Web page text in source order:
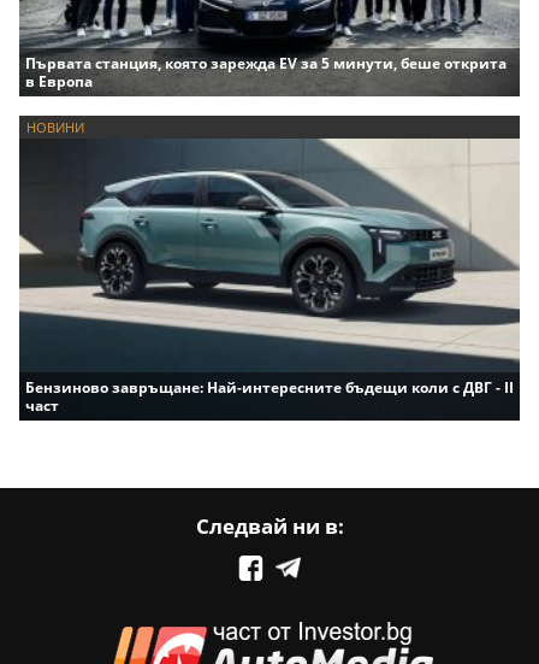
Първата станция, която зарежда EV за 5 минути, беше открита
в Европа
НОВИНИ
Бензиново завръщане: Най-интересните бъдещи коли с ДВГ - II
част
Следвай ни в: